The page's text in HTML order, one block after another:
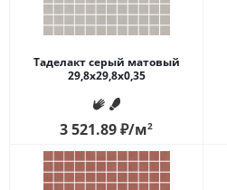
Таделакт серый матовый
29,8x29,8x0,35
3 521.89₽/м2